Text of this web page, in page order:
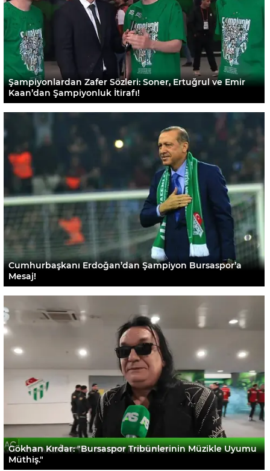
Şampiyonlardan Zafer Sözleri: Soner, Ertuğrul ve Emir
Kaan’dan Şampiyonluk İtirafı!
Cumhurbaşkanı Erdoğan’dan Şampiyon Bursaspor’a
Mesaj!
Gökhan Kırdar: "Bursaspor Tribünlerinin Müzikle Uyumu
Müthiş."